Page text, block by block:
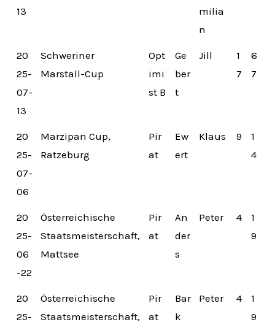
13
milia
n
20
25-
07-
13
Schweriner
Marstall-Cup
Opt
imi
st B
Ge
ber
t
Jill
1
7
6
7
20
25-
07-
06
Marzipan Cup,
Ratzeburg
Pir
at
Ew
ert
Klaus 9
1
4
20
25-
06
-22
Österreichische
Staatsmeisterschaft,
Mattsee
Pir
at
An
der
s
Peter 4
1
9
20
25-
Österreichische
Staatsmeisterschaft,
Pir
at
Bar
k
Peter 4
1
9